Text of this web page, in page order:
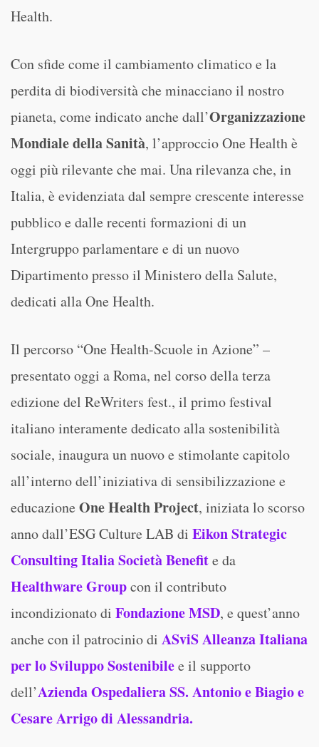
Health.
Con sfide come il cambiamento climatico e la
perdita di biodiversità che minacciano il nostro
pianeta, come indicato anche dall’Organizzazione
Mondiale della Sanità, l’approccio One Health è
oggi più rilevante che mai. Una rilevanza che, in
Italia, è evidenziata dal sempre crescente interesse
pubblico e dalle recenti formazioni di un
Intergruppo parlamentare e di un nuovo
Dipartimento presso il Ministero della Salute,
dedicati alla One Health.
Il percorso “One Health-Scuole in Azione” –
presentato oggi a Roma, nel corso della terza
edizione del ReWriters fest., il primo festival
italiano interamente dedicato alla sostenibilità
sociale, inaugura un nuovo e stimolante capitolo
all’interno dell’iniziativa di sensibilizzazione e
educazione One Health Project, iniziata lo scorso
anno dall’ESG Culture LAB di Eikon Strategic
Consulting Italia Società Benefite da
Healthware Groupcon il contributo
incondizionato di Fondazione MSD, e quest’anno
anche con il patrocinio di ASviS Alleanza Italiana
per lo Sviluppo Sostenibilee il supporto
dell’Azienda Ospedaliera SS. Antonio e Biagio e
Cesare Arrigo di Alessandria.